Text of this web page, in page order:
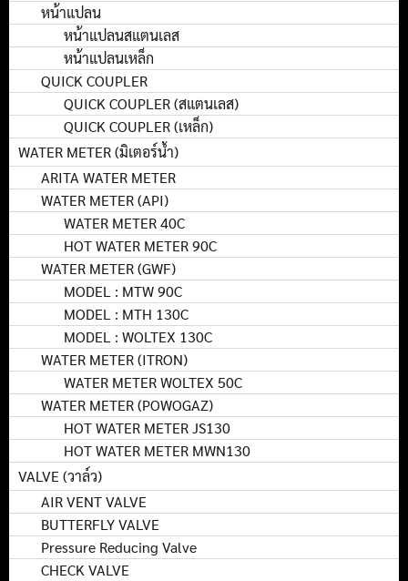
หน้าแปลน
หน้าแปลนสแตนเลส
หน้าแปลนเหล็ก
QUICK COUPLER
QUICK COUPLER (สแตนเลส)
QUICK COUPLER (เหล็ก)
WATER METER (มิเตอร์น้ำ)
ARITA WATER METER
WATER METER (API)
WATER METER 40C
HOT WATER METER 90C
WATER METER (GWF)
MODEL : MTW 90C
MODEL : MTH 130C
MODEL : WOLTEX 130C
WATER METER (ITRON)
WATER METER WOLTEX 50C
WATER METER (POWOGAZ)
HOT WATER METER JS130
HOT WATER METER MWN130
VALVE (วาล์ว)
AIR VENT VALVE
BUTTERFLY VALVE
Pressure Reducing Valve
CHECK VALVE